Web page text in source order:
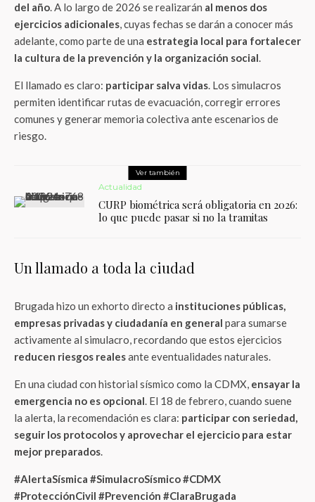
del año. A lo largo de 2026 se realizarán al menos dos
ejercicios adicionales, cuyas fechas se darán a conocer más
adelante, como parte de una estrategia local para fortalecer
la cultura de la prevención y la organización social.
El llamado es claro: participar salva vidas. Los simulacros
permiten identificar rutas de evacuación, corregir errores
comunes y generar memoria colectiva ante escenarios de
riesgo.
Ver también
Actualidad
CURP biométrica será obligatoria en 2026:
lo que puede pasar si no la tramitas
Un llamado a toda la ciudad
Brugada hizo un exhorto directo a instituciones públicas,
empresas privadas y ciudadanía en general para sumarse
activamente al simulacro, recordando que estos ejercicios
reducen riesgos realesante eventualidades naturales.
En una ciudad con historial sísmico como la CDMX, ensayar la
emergencia no es opcional. El 18 de febrero, cuando suene
la alerta, la recomendación es clara: participar con seriedad,
seguir los protocolos y aprovechar el ejercicio para estar
mejor preparados.
#AlertaSísmica #SimulacroSísmico #CDMX
#ProtecciónCivil #Prevención #ClaraBrugada